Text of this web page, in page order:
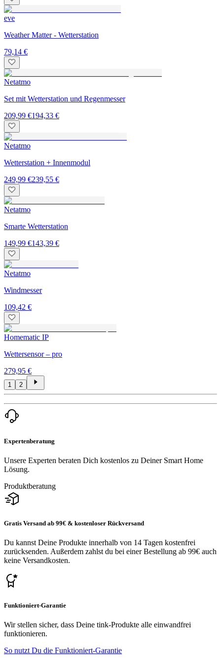
eve
Weather Matter - Wetterstation
79,14 €
Netatmo
Set mit Wetterstation und Regenmesser
209,99 €194,33 €
Netatmo
Wetterstation + Innenmodul
249,99 €239,55 €
Netatmo
Smarte Wetterstation
149,99 €143,39 €
Netatmo
Windmesser
109,42 €
Homematic IP
Wettersensor – pro
279,95 €
1 2
Expertenberatung
Unsere Experten beraten Dich kostenlos zu Deiner Smart Home
Lösung.
Produktberatung
Gratis Versand ab 99€ & kostenloser Rückversand
Du kannst Deine Produkte innerhalb von 14 Tagen kostenfrei
zurücksenden. Außerdem zahlst du bei einer Bestellung ab 99€ auch
keine Versandkosten.
Funktioniert-Garantie
Wir stellen sicher, dass Deine tink-Produkte alle einwandfrei
funktionieren.
So nutzt Du die Funktioniert-Garantie